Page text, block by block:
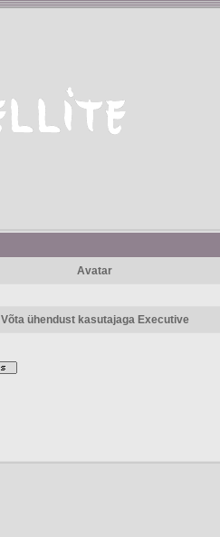
Avatar
Võta ühendust kasutajaga Executive